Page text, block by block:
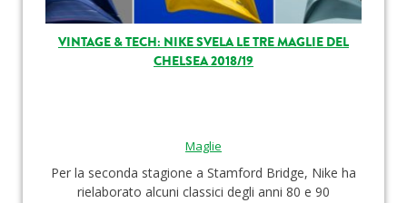
VINTAGE & TECH: NIKE SVELA LE TRE MAGLIE DEL
CHELSEA 2018/19
Maglie
Per la seconda stagione a Stamford Bridge, Nike ha
rielaborato alcuni classici degli anni 80 e 90